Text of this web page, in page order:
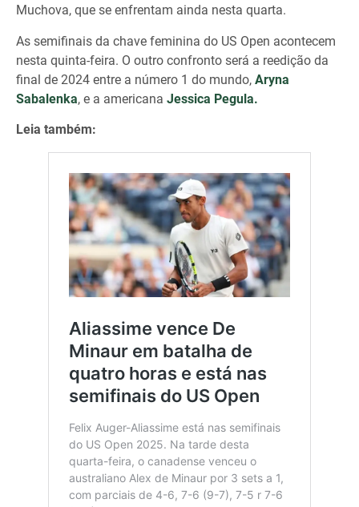
Muchova, que se enfrentam ainda nesta quarta.
As semifinais da chave feminina do US Open acontecem
nesta quinta-feira. O outro confronto será a reedição da
final de 2024 entre a número 1 do mundo, Aryna
Sabalenka, e a americana Jessica Pegula.
Leia também: